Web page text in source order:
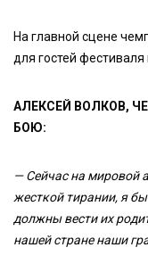
На главной сцене
для гостей
АЛЕКСЕЙ ВОЛКОВ,
БОЮ:
— Сейчас на мировой
жесткой тирании, я
должны вести их
нашей стране наши